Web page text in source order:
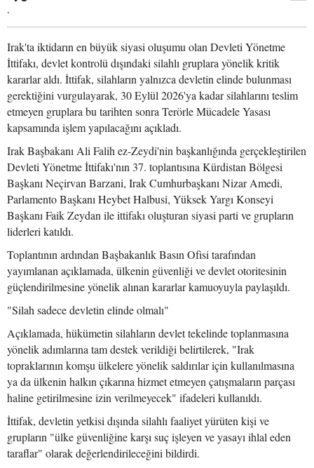
.
Irak'ta iktidarın en büyük siyasi oluşumu olan Devleti Yönetme
İttifakı, devlet kontrolü dışındaki silahlı gruplara yönelik kritik
kararlar aldı. İttifak, silahların yalnızca devletin elinde bulunması
gerektiğini vurgulayarak, 30 Eylül 2026'ya kadar silahlarını teslim
etmeyen gruplara bu tarihten sonra Terörle Mücadele Yasası
kapsamında işlem yapılacağını açıkladı.
Irak Başbakanı Ali Falih ez-Zeydi'nin başkanlığında gerçekleştirilen
Devleti Yönetme İttifakı'nın 37. toplantısına Kürdistan Bölgesi
Başkanı Neçirvan Barzani, Irak Cumhurbaşkanı Nizar Amedi,
Parlamento Başkanı Heybet Halbusi, Yüksek Yargı Konseyi
Başkanı Faik Zeydan ile ittifakı oluşturan siyasi parti ve grupların
liderleri katıldı.
Toplantının ardından Başbakanlık Basın Ofisi tarafından
yayımlanan açıklamada, ülkenin güvenliği ve devlet otoritesinin
güçlendirilmesine yönelik alınan kararlar kamuoyuyla paylaşıldı.
"Silah sadece devletin elinde olmalı"
Açıklamada, hükümetin silahların devlet tekelinde toplanmasına
yönelik adımlarına tam destek verildiği belirtilerek, "Irak
topraklarının komşu ülkelere yönelik saldırılar için kullanılmasına
ya da ülkenin halkın çıkarına hizmet etmeyen çatışmaların parçası
haline getirilmesine izin verilmeyecek" ifadeleri kullanıldı.
İttifak, devletin yetkisi dışında silahlı faaliyet yürüten kişi ve
grupların "ülke güvenliğine karşı suç işleyen ve yasayı ihlal eden
taraflar" olarak değerlendirileceğini bildirdi.